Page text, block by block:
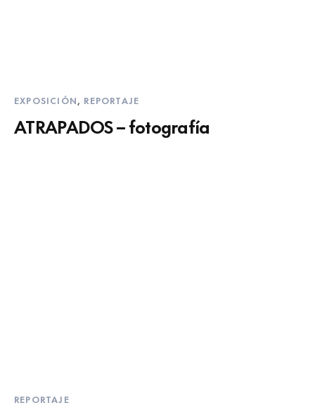
EXPOSICIÓN, REPORTAJE
ATRAPADOS – fotografía
REPORTAJE